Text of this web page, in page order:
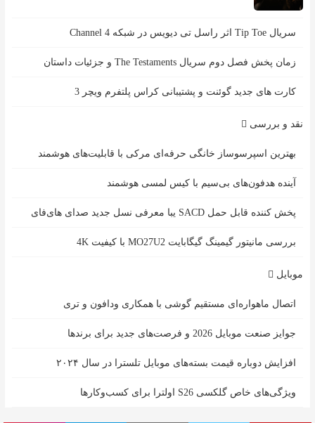
سریال Tip Toe اثر راسل تی دیویس در شبکه Channel 4
زمان پخش فصل دوم سریال The Testaments و جزئیات داستان
کارت های جدید گوئنت و پشتیبانی کراس پلتفرم ویچر 3
نقد و بررسی
بهترین اسپرسوساز خانگی حرفه‌ای مرکی با قابلیت‌های هوشمند
آینده هدفون‌های بی‌سیم با کیس لمسی هوشمند
پخش کننده قابل حمل SACD یبا معرفی نسل جدید صدای های‌فای
بررسی مانیتور گیمینگ گیگابایت MO27U2 با کیفیت 4K
موبایل
اتصال ماهواره‌ای مستقیم گوشی‌ با همکاری ودافون و تری
جوایز صنعت موبایل 2026 و فرصت‌های جدید برای برندها
افزایش دوباره قیمت بسته‌های موبایل تلسترا در سال ۲۰۲۴
ویژگی‌های خاص گلکسی S26 اولترا برای کسب‌وکارها